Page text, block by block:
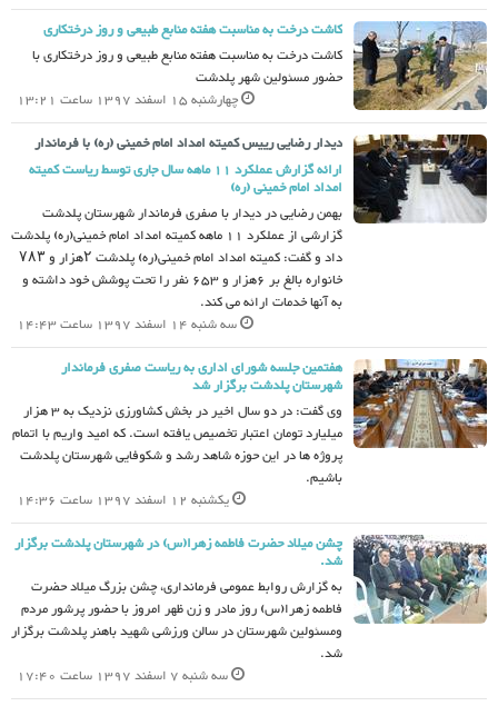
کاشت درخت به مناسبت هفته منابع طبیعی و روز درختکاری
کاشت درخت به مناسبت هفته منابع طبیعی و روز درختکاری با
حضور مسئولین شهر پلدشت
چهارشنبه 15 اسفند 1397 ساعت 13:21
دیدار رضایی رییس کمیته امداد امام خمینی (ره) با فرماندار
ارائه گزارش عملکرد 11 ماهه سال جاری توسط ریاست کمیته
امداد امام خمینی (ره)
بهمن رضایی در دیدار با صفری فرماندار شهرستان پلدشت
گزارشی از عملکرد 11 ماهه کمیته امداد امام خمینی(ره) پلدشت
داد و گفت: کمیته امداد امام خمینی(ره) پلدشت ۲هزار و ۷۸۳
خانواره بالغ بر ۶هزار و 653 نفر را تحت پوشش خود داشته و
به آنها خدمات ارائه می کند.
سه شنبه 14 اسفند 1397 ساعت 14:43
هفتمین جلسه شورای اداری به ریاست صفری فرماندار
شهرستان پلدشت برگزار شد
وی گفت: در دو سال اخیر در بخش کشاورزی نزدیک به 3 هزار
میلیارد تومان اعتبار تخصیص یافته است. که امید واریم با اتمام
پروژه ها در این حوزه شاهد رشد و شکوفایی شهرستان پلدشت
باشیم.
یکشنبه 12 اسفند 1397 ساعت 14:36
چشن میلاد حضرت فاطمه زهرا(س) در شهرستان پلدشت برگزار
شد.
به گزارش روابط عمومی فرمانداری، چشن بزرگ میلاد حضرت
فاطمه زهرا(س) روز مادر و زن ظهر امروز با حضور پرشور مردم
ومسئولین شهرستان در سالن ورزشی شهید باهنر پلدشت برگزار
شد.
سه شنبه 7 اسفند 1397 ساعت 17:40